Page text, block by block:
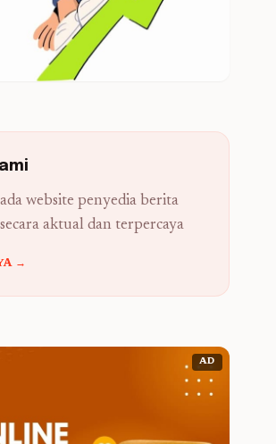
website penyedia berita
aktual dan terpercaya
→
AD